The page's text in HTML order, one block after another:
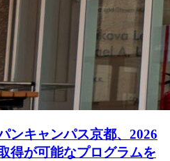
ンキャンパス京都、2026
得が可能なプログラムを